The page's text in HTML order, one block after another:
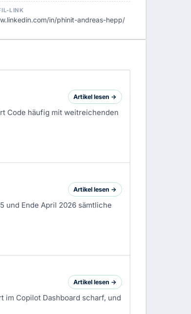
LINK
in/phinit-andreas-hepp/
Code häufig mit weitreichenden
Artikel lesen →
und Ende April 2026 sämtliche
Artikel lesen →
Copilot Dashboard scharf, und
Artikel lesen →